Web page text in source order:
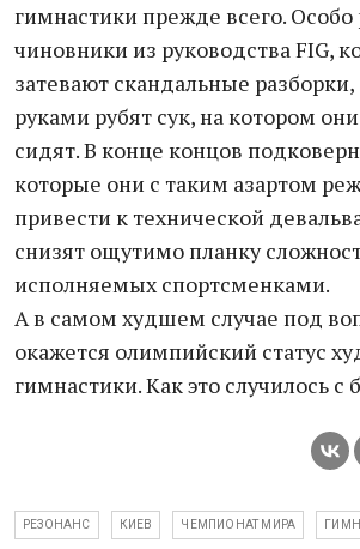
гимнастики прежде всего.
чиновники из руководства FIG,
затевают скандальные
руками рубят сук, на котором
сидят. В конце концов
которые они с таким азартом
привести к технической
снизят ощутимо планку
исполняемых спортсменками.
А в самом худшем случае под
окажется олимпийский статус
гимнастики. Как это случилось с
РЕЗОНАНС КИЕВ ЧЕМПИОНАТ МИРА